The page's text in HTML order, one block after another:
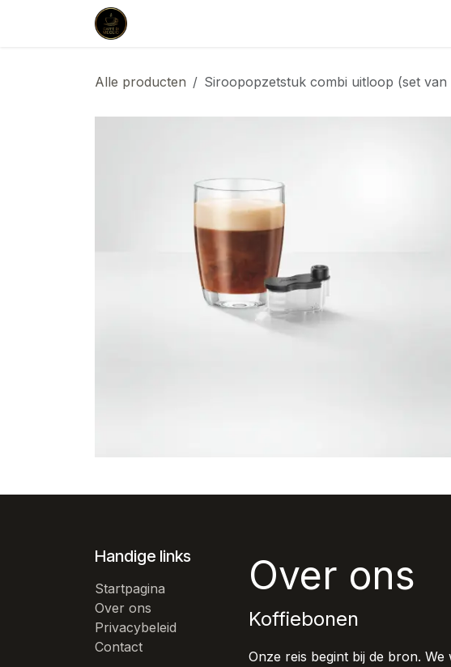
Overslaan naar inhoud
Alle producten Siroopopzetstuk combi uitloop (set van
Handige links
Startpagina
Over ons
Privacybeleid
Contact
Over ons
Koffiebonen
Onze reis begint bij de bron.